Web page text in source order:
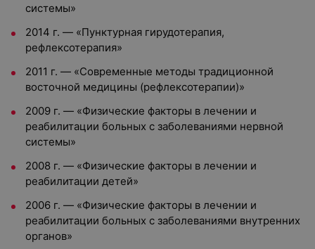
системы»
2014 г. — «Пунктурная гирудотерапия,
рефлексотерапия»
2011 г. — «Современные методы традиционной
восточной медицины (рефлексотерапии)»
2009 г. — «Физические факторы в лечении и
реабилитации больных с заболеваниями нервной
системы»
2008 г. — «Физические факторы в лечении и
реабилитации детей»
2006 г. — «Физические факторы в лечении и
реабилитации больных с заболеваниями внутренних
органов»